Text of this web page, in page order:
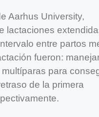
Aarhus University,
lactaciones
entre partos
fueron:
para
de la primera